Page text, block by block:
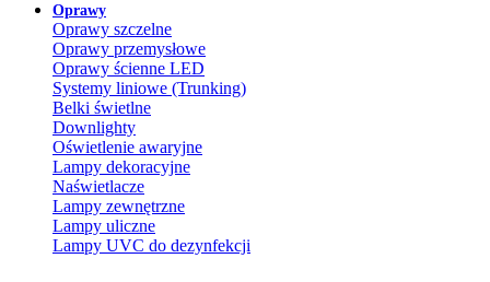
Oprawy
Oprawy szczelne
Oprawy przemysłowe
Oprawy ścienne LED
Systemy liniowe (Trunking)
Belki świetlne
Downlighty
Oświetlenie awaryjne
Lampy dekoracyjne
Naświetlacze
Lampy zewnętrzne
Lampy uliczne
Lampy UVC do dezynfekcji